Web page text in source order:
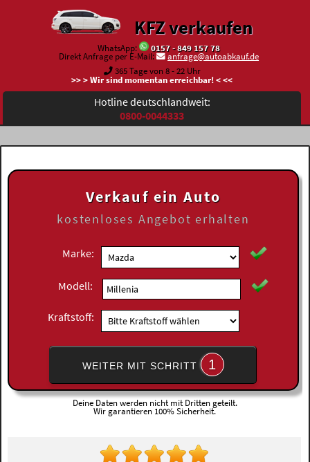
KFZ verkaufen
WhatsApp:
0157 - 849 157 78
Direkt Anfrage per E-Mail:
anfrage@autoabkauf.de
365 Tage von 8 - 22 Uhr
>> > Wir sind momentan erreichbar! < <<
Hotline deutschlandweit:
0800-0044333
Verkauf ein Auto
kostenloses Angebot erhalten
Marke:
Modell:
Kraftstoff:
WEITER MIT SCHRITT 1
Deine Daten werden nicht mit Dritten geteilt.
Wir garantieren 100% Sicherheit.